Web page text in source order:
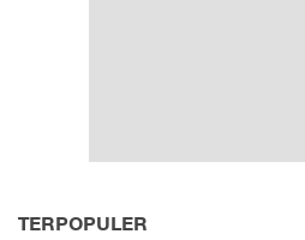
TERPOPULER